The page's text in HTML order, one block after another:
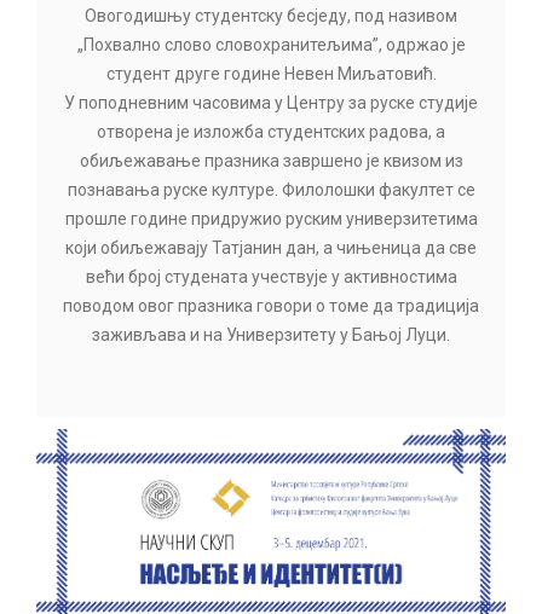
Овогодишњу студентску бесједу, под називом
„Похвално слово словохранитељима”, одржао је
студент друге године Невен Миљатовић.
У поподневним часовима у Центру за руске студије
отворена је изложба студентских радова, а
обиљежавање празника завршено је квизом из
познавања руске културе. Филолошки факултет се
прошле године придружио руским универзитетима
који обиљежавају Татјанин дан, а чињеница да све
већи број студената учествује у активностима
поводом овог празника говори о томе да традиција
заживљава и на Универзитету у Бањој Луци.